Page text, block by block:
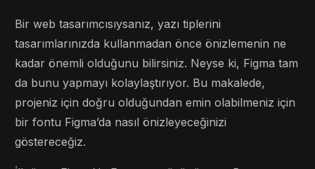
Bir web tasarımcısıysanız, yazı tiplerini
tasarımlarınızda kullanmadan önce önizlemenin ne
kadar önemli olduğunu bilirsiniz. Neyse ki, Figma tam
da bunu yapmayı kolaylaştırıyor. Bu makalede,
projeniz için doğru olduğundan emin olabilmeniz için
bir fontu Figma’da nasıl önizleyeceğinizi
göstereceğiz.